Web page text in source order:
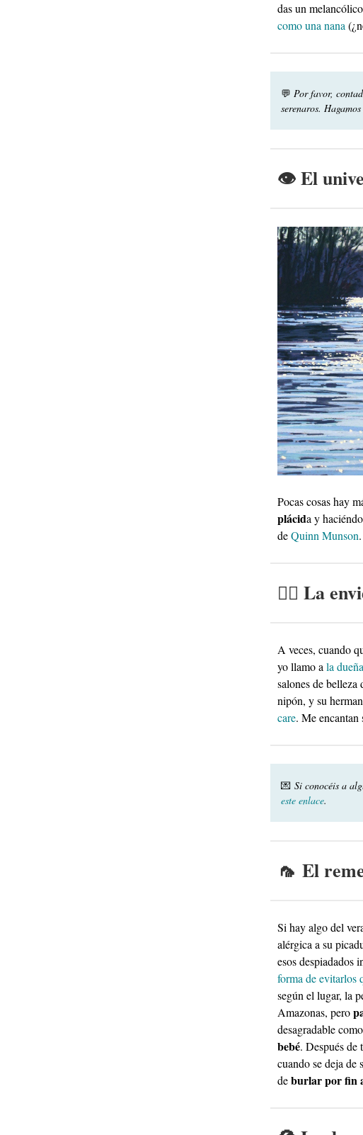
das un
como una nana
💬 Por favor,
serenaros.
👁 El
Pocas cosas hay
plácida y
deQuinn Munson.
🧖‍♀️ La
A veces, cuando
yo llamo a la
salones de
nipón, y su
care. Me encantan
💌 Si conocéis a
este enlace.
🦟 El
Si hay algo del
alérgica a su
esos despiadados
forma de evitarlos
según el lugar, la
Amazonas, pero
desagradable
bebé. Después
cuando se deja de
deburlar por fin